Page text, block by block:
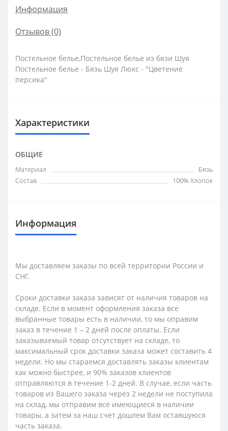
Информация
Отзывов (0)
Постельное белье,Постельное белье из бязи Шуя
Постельное белье - Бязь Шуя Люкс - "Цветение
персика"
Характеристики
ОБЩИЕ
Материал
Бязь
Состав
100% Хлопок
Информация
Мы доставляем заказы по всей территории России и
СНГ.
Сроки доставки заказа зависят от наличия товаров на
складе. Если в момент оформления заказа все
выбранные товары есть в наличии, то мы оправим
заказ в течение 1 – 2 дней после оплаты. Если
заказываемый товар отсутствует на складе, то
максимальный срок доставки заказа может составить 4
недели. Но мы стараемся доставлять заказы клиентам
как можно быстрее, и 90% заказов клиентов
отправляются в течение 1-2 дней. В случае, если часть
товаров из Вашего заказа через 2 недели не поступила
на склад, мы отправим все имеющиеся в наличии
товары, а затем за наш счет дошлем Вам оставшуюся
часть заказа.